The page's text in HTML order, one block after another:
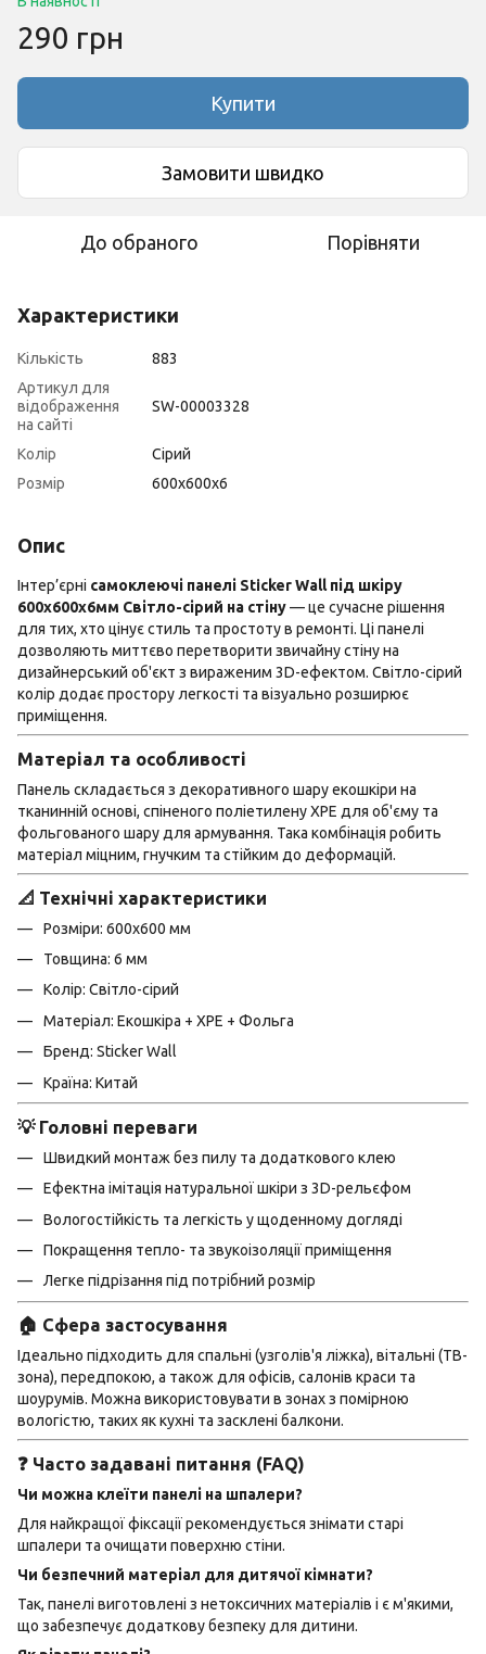
290 грн
Купити
Замовити швидко
До обраного Порівняти
Характеристики
Кількість
883
Артикул для
відображення
на сайті
SW-00003328
Колір
Сірий
Розмір
600х600х6
Опис
Інтер’єрні самоклеючі панелі Sticker Wall під шкіру
600х600х6мм Світло-сірий на стіну— це сучасне рішення
для тих, хто цінує стиль та простоту в ремонті. Ці панелі
дозволяють миттєво перетворити звичайну стіну на
дизайнерський об'єкт з вираженим 3D-ефектом. Світло-сірий
колір додає простору легкості та візуально розширює
приміщення.
Матеріал та особливості
Панель складається з декоративного шару екошкіри на
тканинній основі, спіненого поліетилену XPE для об'єму та
фольгованого шару для армування. Така комбінація робить
матеріал міцним, гнучким та стійким до деформацій.
📐 Технічні характеристики
Розміри: 600х600 мм
Товщина: 6 мм
Колір: Світло-сірий
Матеріал: Екошкіра + XPE + Фольга
Бренд: Sticker Wall
Країна: Китай
💡 Головні переваги
Швидкий монтаж без пилу та додаткового клею
Ефектна імітація натуральної шкіри з 3D-рельєфом
Вологостійкість та легкість у щоденному догляді
Покращення тепло- та звукоізоляції приміщення
Легке підрізання під потрібний розмір
🏠 Сфера застосування
Ідеально підходить для спальні (узголів'я ліжка), вітальні (ТВ-
зона), передпокою, а також для офісів, салонів краси та
шоурумів. Можна використовувати в зонах з помірною
вологістю, таких як кухні та засклені балкони.
❓ Часто задавані питання (FAQ)
Чи можна клеїти панелі на шпалери?
Для найкращої фіксації рекомендується знімати старі
шпалери та очищати поверхню стіни.
Чи безпечний матеріал для дитячої кімнати?
Так, панелі виготовлені з нетоксичних матеріалів і є м'якими,
що забезпечує додаткову безпеку для дитини.